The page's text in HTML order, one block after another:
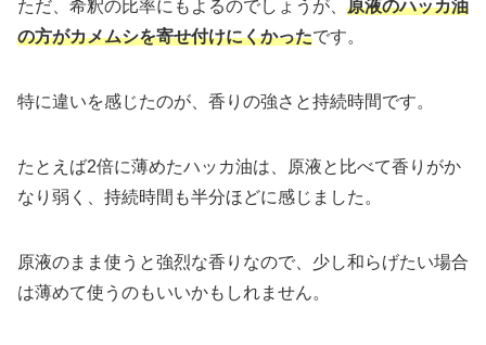
ただ、希釈の比率にもよるのでしょうが、 原液のハッカ油
の方がカメムシを寄せ付けにくかったです。
特に違いを感じたのが、香りの強さと持続時間です。
たとえば2倍に薄めたハッカ油は、原液と比べて香りがか
なり弱く、持続時間も半分ほどに感じました。
原液のまま使うと強烈な香りなので、少し和らげたい場合
は薄めて使うのもいいかもしれません。